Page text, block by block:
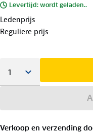
Levertijd: wordt geladen..
Ledenprijs
Reguliere prijs
Verkoop en verzending